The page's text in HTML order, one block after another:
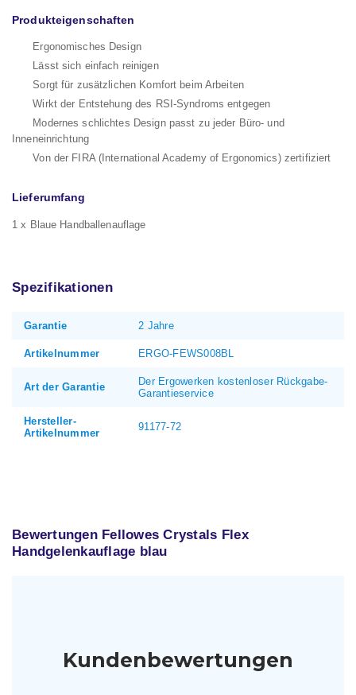
Produkteigenschaften
Ergonomisches Design
Lässt sich einfach reinigen
Sorgt für zusätzlichen Komfort beim Arbeiten
Wirkt der Entstehung des RSI-Syndroms entgegen
Modernes schlichtes Design passt zu jeder Büro- und
Inneneinrichtung
Von der FIRA (International Academy of Ergonomics) zertifiziert
Lieferumfang
1 x Blaue Handballenauflage
Spezifikationen
Garantie 2 Jahre
Artikelnummer ERGO-FEWS008BL
Art der Garantie
Der Ergowerken kostenloser Rückgabe-
Garantieservice
Hersteller-
Artikelnummer
91177-72
Bewertungen Fellowes Crystals Flex
Handgelenkauflage blau
Kundenbewertungen